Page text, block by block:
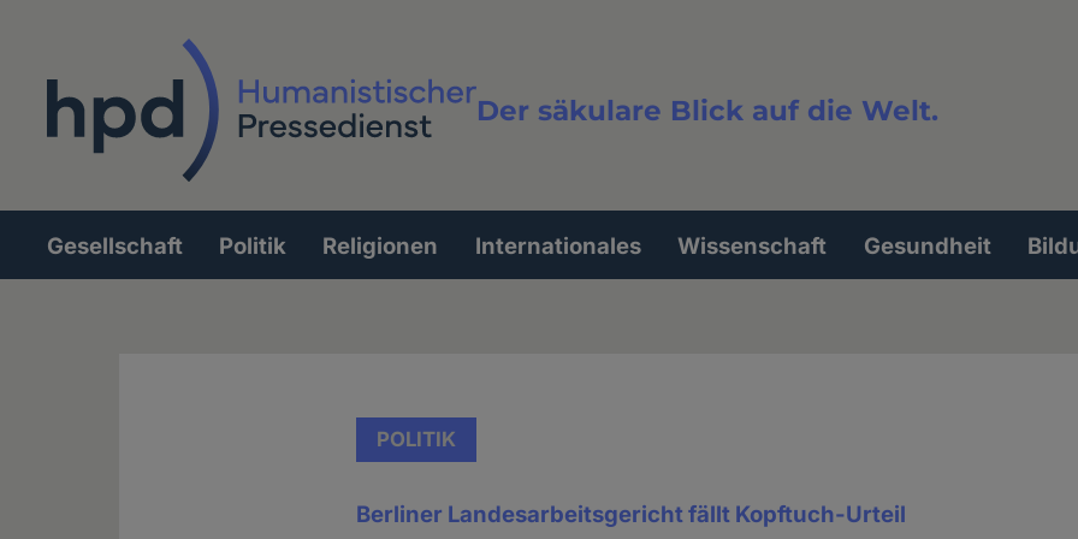
Der säkulare Blick auf die Welt.
Volltextsuche
Hauptnavigation
Gesellschaft Politik Religionen Internationales Wissenschaft Gesundheit
POLITIK
Berliner Landesarbeitsgericht fällt Kopftuch-Urteil